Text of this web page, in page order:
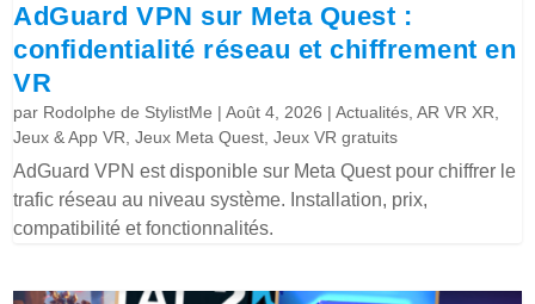
AdGuard VPN sur Meta Quest :
confidentialité réseau et chiffrement en
VR
par Rodolphe de StylistMe |Août 4, 2026 |Actualités ,AR VR XR
Jeux & App VR ,Jeux Meta Quest ,Jeux VR gratuits
AdGuard VPN est disponible sur Meta Quest pour chiffrer le
trafic réseau au niveau système. Installation, prix,
compatibilité et fonctionnalités.